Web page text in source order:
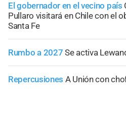
El gobernador en el vecino país
Pullaro visitará en Chile con el
Santa Fe
Rumbo a 2027 Se activa
Repercusiones A Unión con